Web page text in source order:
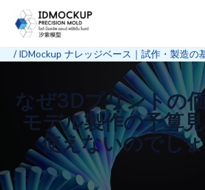
/ IDMockup ナレッジベース｜試作・製造の
なぜ3Dプリントの
モデル製作の予算
使えないのでし